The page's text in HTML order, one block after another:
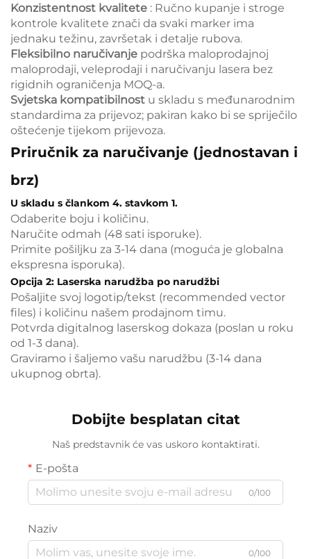
Konzistentnost kvalitete : Ručno kupanje i stroge
kontrole kvalitete znači da svaki marker ima
jednaku težinu, završetak i detalje rubova.
Fleksibilno naručivanje podrška maloprodajnoj
maloprodaji, veleprodaji i naručivanju lasera bez
rigidnih ograničenja MOQ-a.
Svjetska kompatibilnost u skladu s međunarodnim
standardima za prijevoz; pakiran kako bi se spriječilo
oštećenje tijekom prijevoza.
Priručnik za naručivanje (jednostavan i
brz)
U skladu s člankom 4. stavkom 1.
Odaberite boju i količinu.
Naručite odmah (48 sati isporuke).
Primite pošiljku za 3-14 dana (moguća je globalna
ekspresna isporuka).
Opcija 2: Laserska narudžba po narudžbi
Pošaljite svoj logotip/tekst (recommended vector
files) i količinu našem prodajnom timu.
Potvrda digitalnog laserskog dokaza (poslan u roku
od 1-3 dana).
Graviramo i šaljemo vašu narudžbu (3-14 dana
ukupnog obrta).
Dobijte besplatan citat
Naš predstavnik će vas uskoro kontaktirati.
E-pošta
0/100
Naziv
0/100